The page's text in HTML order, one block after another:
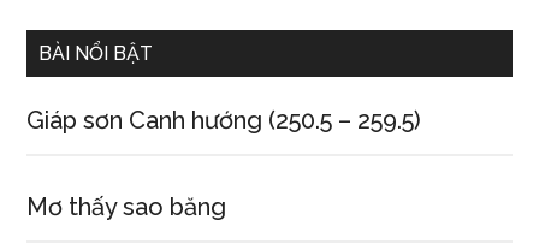
BÀI NỔI BẬT
Giáp sơn Canh hướng (250.5 – 259.5)
Mơ thấy sao băng